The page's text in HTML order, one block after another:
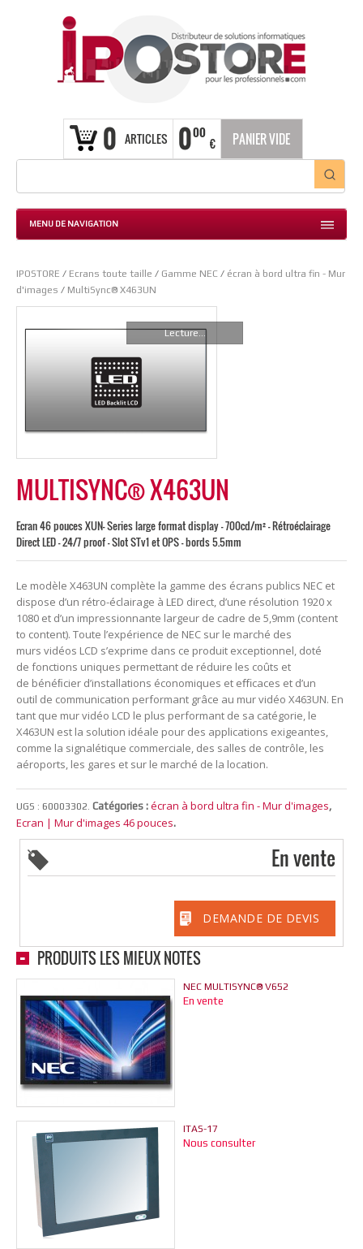
0 ARTICLES 000
€ PANIER VIDE
MENU DE NAVIGATION
IPOSTORE / Ecrans toute taille / Gamme NEC / écran à bord ultra fin - Mur
d'images / MultiSync® X463UN
Lecture...
MULTISYNC® X463UN
Ecran 46 pouces XUN- Series large format display - 700cd/m² - Rétroéclairage
Direct LED - 24/7 proof - Slot STv1 et OPS - bords 5.5mm
Le modèle X463UN complète la gamme des écrans publics NEC et
dispose d’un rétro-éclairage à LED direct, d’une résolution 1920 x
1080 et d’un impressionnante largeur de cadre de 5,9mm (content
to content). Toute l’expérience de NEC sur le marché des
murs vidéos LCD s’exprime dans ce produit exceptionnel, doté
de fonctions uniques permettant de réduire les coûts et
de bénéﬁcier d’installations économiques et eﬃcaces et d’un
outil de communication performant grâce au mur vidéo X463UN. En
tant que mur vidéo LCD le plus performant de sa catégorie, le
X463UN est la solution idéale pour des applications exigeantes,
comme la signalétique commerciale, des salles de contrôle, les
aéroports, les gares et sur le marché de la location.
UGS : 60003302. Catégories : écran à bord ultra fin - Mur d'images,
Ecran | Mur d'images 46 pouces.
En vente
DEMANDE DE DEVIS
PRODUITS LES MIEUX NOTÉS
NEC MULTISYNC® V652
En vente
ITAS-17
Nous consulter